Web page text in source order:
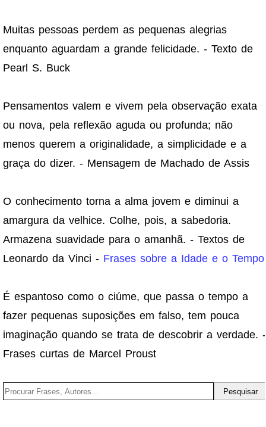
Muitas pessoas perdem as pequenas alegrias
enquanto aguardam a grande felicidade. - Texto de
Pearl S. Buck
Pensamentos valem e vivem pela observação exata
ou nova, pela reflexão aguda ou profunda; não
menos querem a originalidade, a simplicidade e a
graça do dizer. - Mensagem de Machado de Assis
O conhecimento torna a alma jovem e diminui a
amargura da velhice. Colhe, pois, a sabedoria.
Armazena suavidade para o amanhã. - Textos de
Leonardo da Vinci - Frases sobre a Idade e o Tempo
É espantoso como o ciúme, que passa o tempo a
fazer pequenas suposições em falso, tem pouca
imaginação quando se trata de descobrir a verdade. -
Frases curtas de Marcel Proust